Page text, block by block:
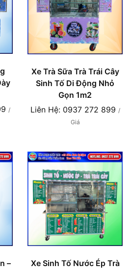
/
Xe Trà Sữa Trà Trái Cây
Sinh Tố Di Động Nhỏ
Gọn 1m2
Liên Hệ: 0937 272 899 /
Giá
–
Xe Sinh Tố Nước Ép Trà